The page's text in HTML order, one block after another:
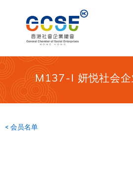
M137-I 妍悦社会企
< 会员名单